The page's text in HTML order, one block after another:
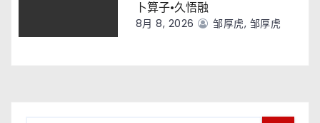
卜算子·久悟融
8月 8, 2026 邹厚虎, 邹厚虎